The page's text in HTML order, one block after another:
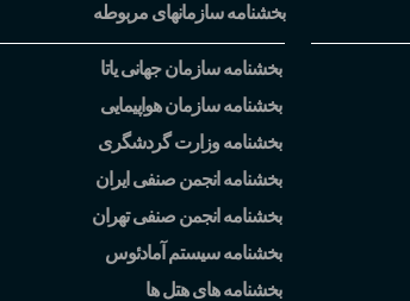
بخشنامه سازمانهای مربوطه
بخشنامه سازمان جهانی یاتا
بخشنامه سازمان هواپیمایی
بخشنامه وزارت گردشگری
بخشنامه انجمن صنفی ایران
بخشنامه انجمن صنفی تهران
بخشنامه سیستم آمادئوس
بخشنامه های هتل ها